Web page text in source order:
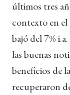
últimos tres
contexto en el
bajó del 7%
las buenas
beneficios de
recuperaron